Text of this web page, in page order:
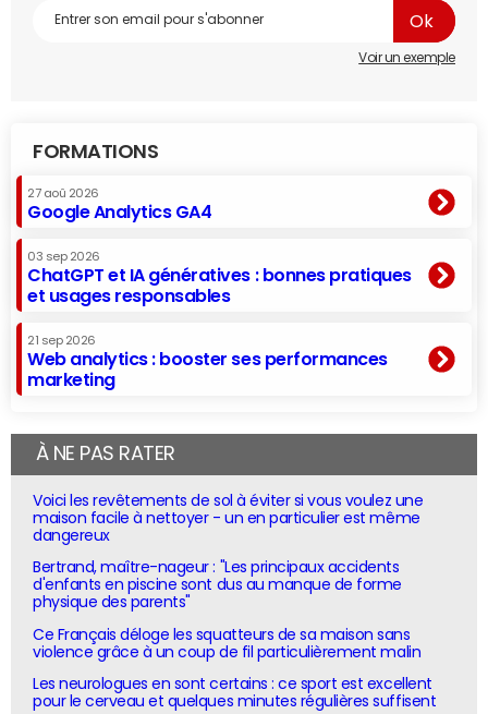
Voir un exemple
FORMATIONS
27 aoû 2026
Google Analytics GA4
03 sep 2026
ChatGPT et IA génératives : bonnes pratiques
et usages responsables
21 sep 2026
Web analytics : booster ses performances
marketing
À NE PAS RATER
Voici les revêtements de sol à éviter si vous voulez une
maison facile à nettoyer - un en particulier est même
dangereux
Bertrand, maître-nageur : "Les principaux accidents
d'enfants en piscine sont dus au manque de forme
physique des parents"
Ce Français déloge les squatteurs de sa maison sans
violence grâce à un coup de fil particulièrement malin
Les neurologues en sont certains : ce sport est excellent
pour le cerveau et quelques minutes régulières suffisent